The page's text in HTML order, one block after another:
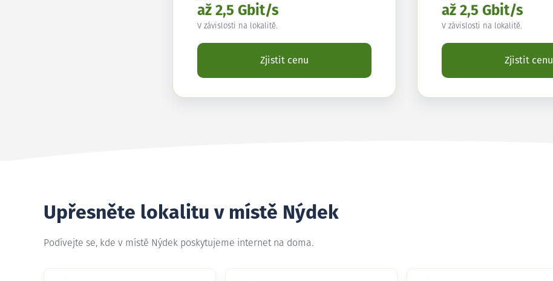
až 2,5 Gbit/s
V závislosti na lokalitě.
Zjistit cenu
až 2,5 Gbit/s
V závislosti na lokalitě.
Zjistit cenu
Upřesněte lokalitu v místě Nýdek
Podívejte se, kde v místě Nýdek poskytujeme internet na doma.